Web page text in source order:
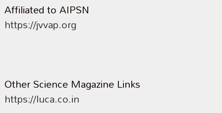
Affiliated to AIPSN
https://jvvap.org
Other Science Magazine Links
https://luca.co.in